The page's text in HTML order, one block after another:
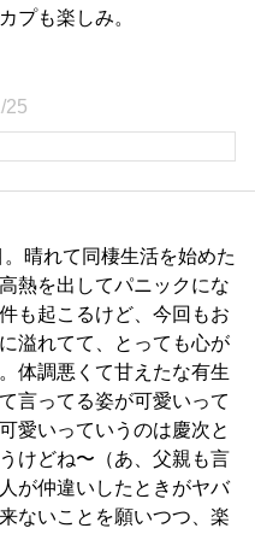
プも楽しみ。
25
晴れて同棲生活を始めた
熱を出してパニックにな
も起こるけど、今回もお
溢れてて、とっても心が
体調悪くて甘えたな有生
言ってる姿が可愛いって
愛いっていうのは慶次と
けどね〜（あ、父親も言
が仲違いしたときがヤバ
ないことを願いつつ、楽